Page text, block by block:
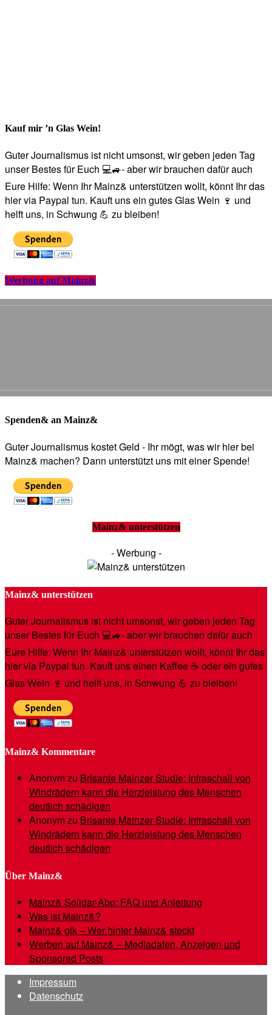
Kauf mir ’n Glas Wein!
Guter Journalismus ist nicht umsonst, wir geben jeden Tag
unser Bestes für Euch 💻🚙- aber wir brauchen dafür auch
Eure Hilfe: Wenn Ihr Mainz& unterstützen wollt, könnt Ihr das
hier via Paypal tun. Kauft uns ein gutes Glas Wein 🍷 und
helft uns, in Schwung 💪 zu bleiben!
Werbung auf Mainz&
Spenden& an Mainz&
Guter Journalismus kostet Geld - Ihr mögt, was wir hier bei
Mainz& machen? Dann unterstützt uns mit einer Spende!
Mainz& unterstützen
- Werbung -
Mainz& unterstützen
Guter Journalismus ist nicht umsonst, wir geben jeden Tag
unser Bestes für Euch 💻🚙- aber wir brauchen dafür auch
Eure Hilfe: Wenn Ihr Mainz& unterstützen wollt, könnt Ihr das
hier via Paypal tun. Kauft uns einen Kaffee ☕️ oder ein gutes
Glas Wein 🍷 und helft uns, in Schwung 💪 zu bleiben!
Mainz& Kommentare
Anonymzu Brisante Mainzer Studie: Infraschall von
Windrädern kann die Herzleistung des Menschen
deutlich schädigen
Anonymzu Brisante Mainzer Studie: Infraschall von
Windrädern kann die Herzleistung des Menschen
deutlich schädigen
Über Mainz&
Mainz& Solidar-Abo: FAQ und Anleitung
Was ist Mainz&?
Mainz& gik – Wer hinter Mainz& steckt
Werben auf Mainz& – Mediadaten, Anzeigen und
Sponsored Posts
Impressum
Datenschutz